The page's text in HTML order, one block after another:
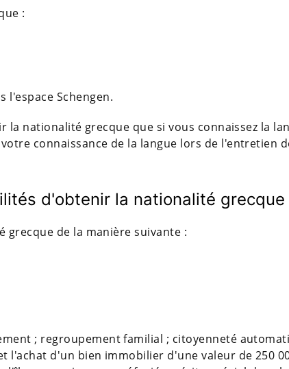
:
l'espace Schengen.
la nationalité grecque que si vous connaissez la
connaissance de la langue lors de l'entretien
d'obtenir la nationalité grecque
grecque de la manière suivante :
; regroupement familial ; citoyenneté
l'achat d'un bien immobilier d'une valeur de 250